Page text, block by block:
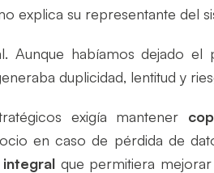
explica su representante del
Aunque habíamos dejado el
duplicidad, lentitud y
exigía mantener
en caso de pérdida de
que permitiera